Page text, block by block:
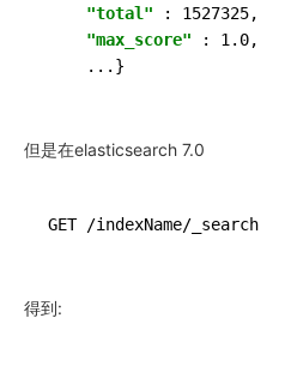
"total" : 1527325,
"max_score" : 1.0,
但是在elasticsearch 7.0
得到: